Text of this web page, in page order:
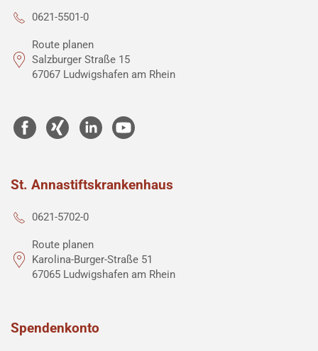
0621-5501-0
Route planen
Salzburger Straße 15
67067 Ludwigshafen am Rhein
St. Annastiftskrankenhaus
0621-5702-0
Route planen
Karolina-Burger-Straße 51
67065 Ludwigshafen am Rhein
Spendenkonto